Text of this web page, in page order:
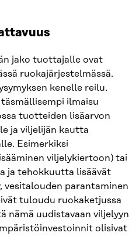
jako tuottajalle ovat
ruokajärjestelmässä.
kenelle reilu.
ilmaisu
tuotteiden lisäarvon
ja viljelijän kautta
Esimerkiksi
viljelykiertoon) tai
ja tehokkuutta lisäävät
vesitalouden parantaminen
tuloudu ruokaketjussa
nämä uudistavaan viljelyyn
olisivat